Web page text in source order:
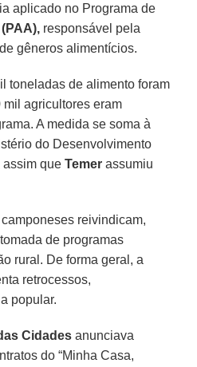
aplicado no Programa de
(PAA), responsável pela
gêneros alimentícios.
toneladas de alimento foram
agricultores eram
A medida se soma à
do Desenvolvimento
assim queTemer assumiu
reivindicam,
de programas
rural. De forma geral, a
retrocessos,
popular.
Cidades anunciava
do “Minha Casa,